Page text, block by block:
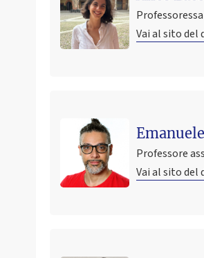
Vai al sito del
Professore
Vai al sito del